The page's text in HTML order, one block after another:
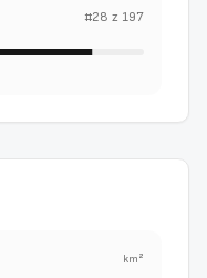
#28 z 197
km²